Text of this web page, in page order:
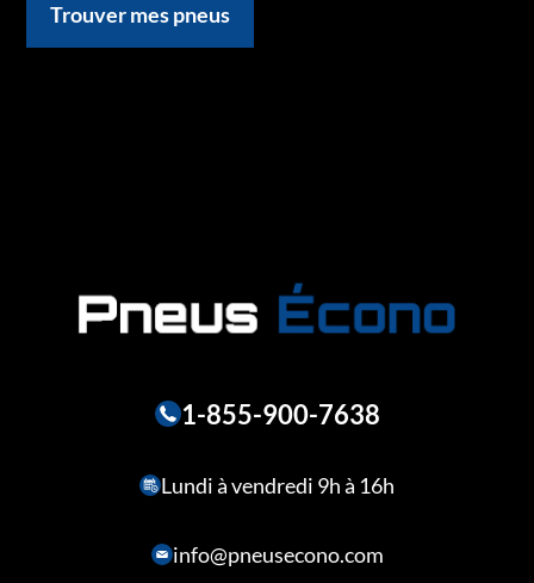
Trouver mes pneus
1-855-900-7638
Lundi à vendredi 9h à 16h
info@pneusecono.com